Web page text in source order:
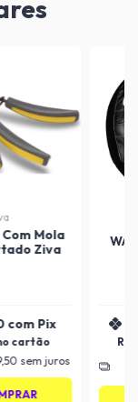
Mola
Ziva
com Pix
sem juros